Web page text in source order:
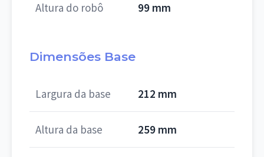
Altura do robô 99 mm
Dimensões Base
Largura da base 212 mm
Altura da base 259 mm